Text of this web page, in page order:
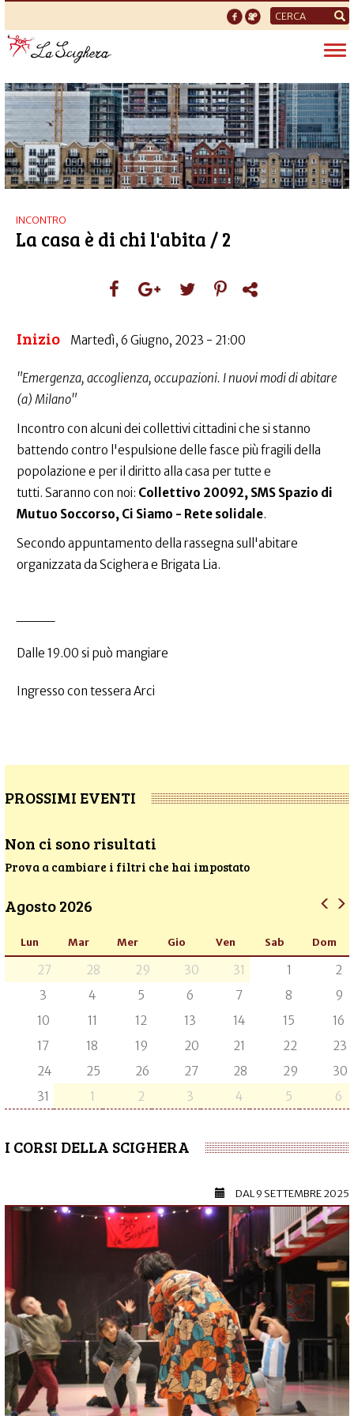
Form
di
ricerca
INCONTRO
La casa è di chi l'abita / 2
Inizio Martedì, 6 Giugno, 2023 - 21:00
"Emergenza, accoglienza, occupazioni. I nuovi modi di abitare
(a) Milano"
Incontro con alcuni dei collettivi cittadini che si stanno
battendo contro l'espulsione delle fasce più fragili della
popolazione e per il diritto alla casa per tutte e
tutti. Saranno con noi: Collettivo 20092, SMS Spazio di
Mutuo Soccorso, Ci Siamo - Rete solidale.
Secondo appuntamento della rassegna sull'abitare
organizzata da Scighera e Brigata Lia.
Dalle 19.00 si può mangiare
Ingresso con tessera Arci
PROSSIMI EVENTI
Non ci sono risultati
Prova a cambiare i filtri che hai impostato
Agosto 2026
Lun Mar Mer Gio Ven Sab Dom
27 28 29 30 31 1
2
3
4 5 6 7 8
9
10
11 12 13 14 15
16
17
18 19 20 21 22
23
24
25 26 27 28 29
30
31
1 2 3 4 5 6
I CORSI DELLA SCIGHERA
DAL9 SETTEMBRE 2025